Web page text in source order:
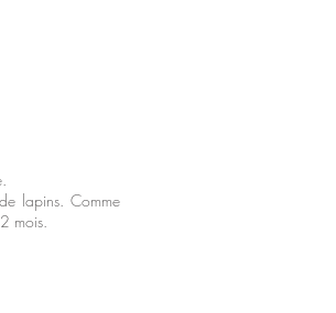
lapins. Comme
mois.